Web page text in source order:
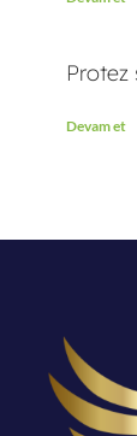
Protez
Devam et